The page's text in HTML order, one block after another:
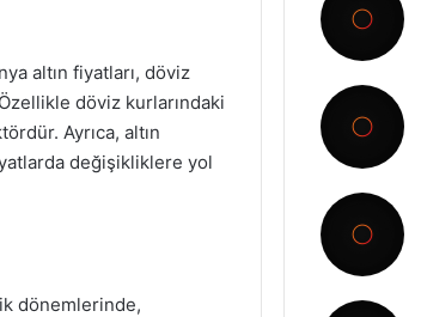
altın fiyatları, döviz
döviz kurlarındaki
Ayrıca, altın
değişikliklere yol
dönemlerinde,